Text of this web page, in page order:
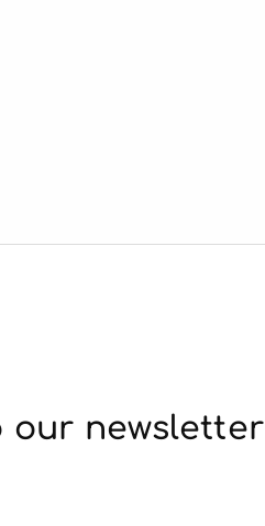
our newsletter